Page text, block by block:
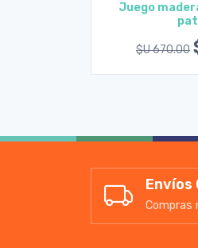
Juego
$U 670.00
Envíos
Compras